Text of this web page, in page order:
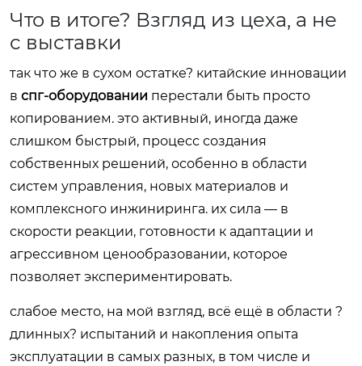
Что в итоге? Взгляд из цеха, а не
с выставки
так что же в сухом остатке? китайские инновации
в спг-оборудовании перестали быть просто
копированием. это активный, иногда даже
слишком быстрый, процесс создания
собственных решений, особенно в области
систем управления, новых материалов и
комплексного инжиниринга. их сила — в
скорости реакции, готовности к адаптации и
агрессивном ценообразовании, которое
позволяет экспериментировать.
слабое место, на мой взгляд, всё ещё в области ?
длинных? испытаний и накопления опыта
эксплуатации в самых разных, в том числе и